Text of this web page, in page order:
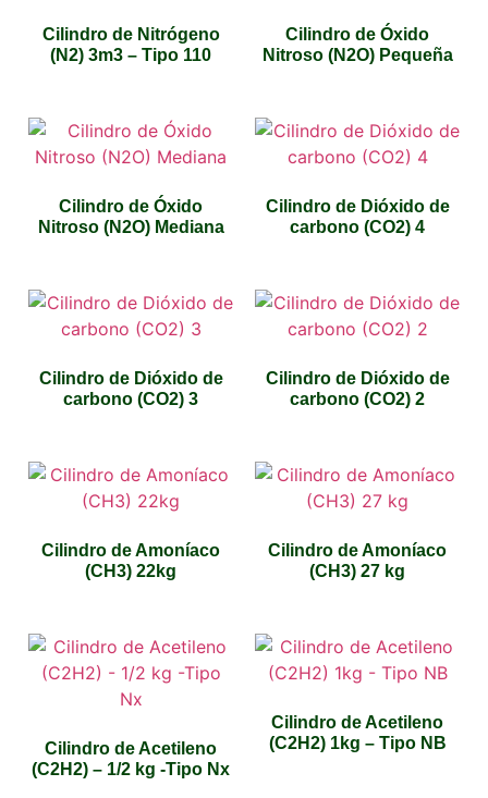
Cilindro de Nitrógeno
(N2) 3m3 – Tipo 110
Cilindro de Óxido
Nitroso (N2O) Pequeña
Cilindro de Óxido
Nitroso (N2O) Mediana
Cilindro de Dióxido de
carbono (CO2) 4
Cilindro de Dióxido de
carbono (CO2) 3
Cilindro de Dióxido de
carbono (CO2) 2
Cilindro de Amoníaco
(CH3) 22kg
Cilindro de Amoníaco
(CH3) 27 kg
Cilindro de Acetileno
(C2H2) – 1/2 kg -Tipo Nx
Cilindro de Acetileno
(C2H2) 1kg – Tipo NB